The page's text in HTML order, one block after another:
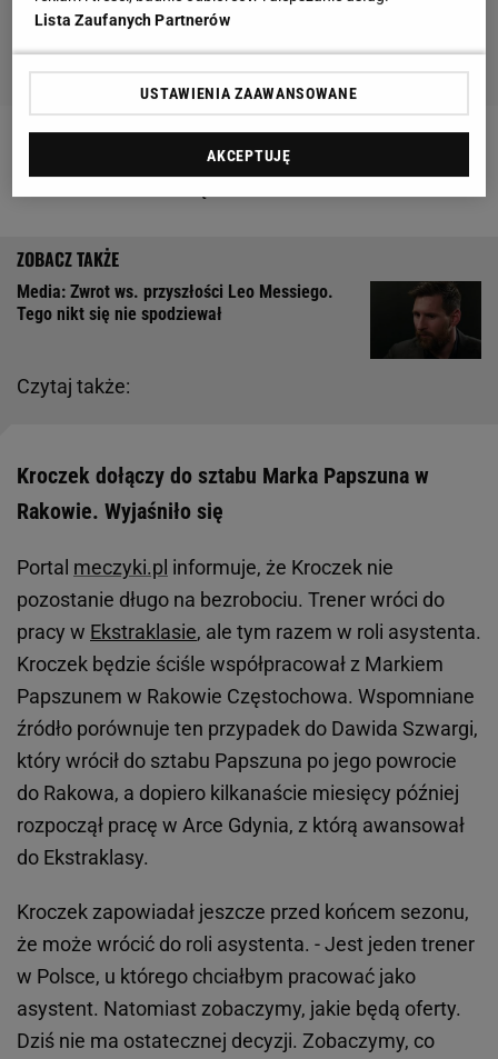
Salamon marzy o lidze Mistrzów!
Czytaj także:
Media: Zwrot ws. przyszłości Leo Messiego.
Tego nikt się nie spodziewał
Kroczek dołączy do sztabu Marka Papszuna w
Rakowie. Wyjaśniło się
Portal meczyki.pl informuje, że Kroczek nie
pozostanie długo na bezrobociu. Trener wróci do
pracy w Ekstraklasie, ale tym razem w roli asystenta.
Kroczek będzie ściśle współpracował z Markiem
Papszunem w Rakowie Częstochowa. Wspomniane
źródło porównuje ten przypadek do Dawida Szwargi,
który wrócił do sztabu Papszuna po jego powrocie
do Rakowa, a dopiero kilkanaście miesięcy później
rozpoczął pracę w Arce Gdynia, z którą awansował
do Ekstraklasy.
Kroczek zapowiadał jeszcze przed końcem sezonu,
że może wrócić do roli asystenta. - Jest jeden trener
w Polsce, u którego chciałbym pracować jako
asystent. Natomiast zobaczymy, jakie będą oferty.
Dziś nie ma ostatecznej decyzji. Zobaczymy, co
Lista Zaufanych Partnerów
USTAWIENIA ZAAWANSOWANE
AKCEPTUJĘ